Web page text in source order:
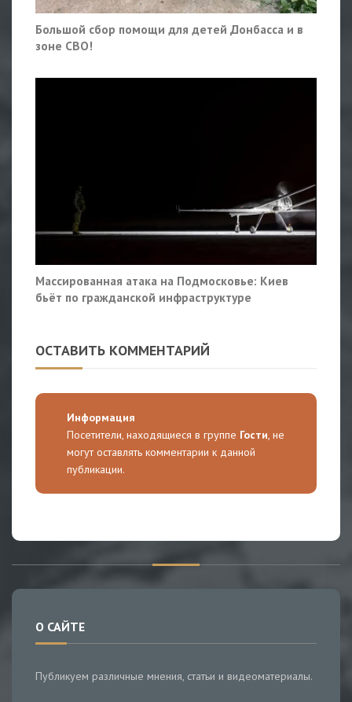
Большой сбор помощи для детей Донбасса и в
зоне СВО!
Массированная атака на Подмосковье: Киев
бьёт по гражданской инфраструктуре
ОСТАВИТЬ КОММЕНТАРИЙ
Информация
Посетители, находящиеся в группе Гости, не
могут оставлять комментарии к данной
публикации.
О САЙТЕ
Публикуем различные мнения, статьи и видеоматериалы.